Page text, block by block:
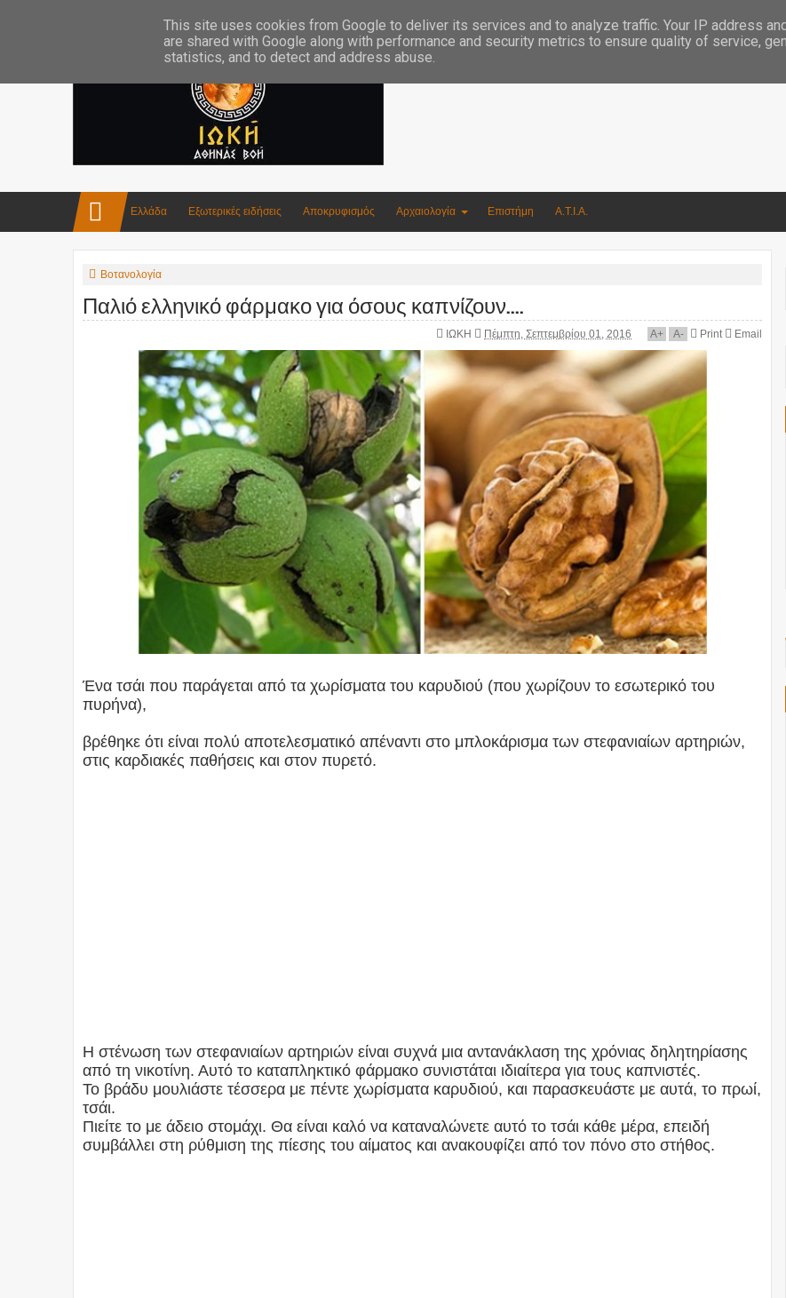
Ελλάδα Εξωτερικές ειδήσεις Αποκρυφισμός Αρχαιολογία Επιστήμη Α.Τ.Ι.Α.
Βοτανολογία
Παλιό ελληνικό φάρμακο για όσους καπνίζουν....
ΙΩΚΗ Πέμπτη, Σεπτεμβρίου 01, 2016 A+ A- Print Email
Ένα τσάι που παράγεται από τα χωρίσματα του καρυδιού (που χωρίζουν το εσωτερικό του
πυρήνα),
βρέθηκε ότι είναι πολύ αποτελεσματικό απέναντι στο μπλοκάρισμα των στεφανιαίων αρτηριών,
στις καρδιακές παθήσεις και στον πυρετό.
Η στένωση των στεφανιαίων αρτηριών είναι συχνά μια αντανάκλαση της χρόνιας δηλητηρίασης
από τη νικοτίνη. Αυτό το καταπληκτικό φάρμακο συνιστάται ιδιαίτερα για τους καπνιστές.
Το βράδυ μουλιάστε τέσσερα με πέντε χωρίσματα καρυδιού, και παρασκευάστε με αυτά, το πρωί,
τσάι.
Πιείτε το με άδειο στομάχι. Θα είναι καλό να καταναλώνετε αυτό το τσάι κάθε μέρα, επειδή
συμβάλλει στη ρύθμιση της πίεσης του αίματος και ανακουφίζει από τον πόνο στο στήθος.
This site uses cookies from Google to deliver its services and to analyze traffic. Your IP address
are shared with Google along with performance and security metrics to ensure quality of service,
statistics, and to detect and address abuse.